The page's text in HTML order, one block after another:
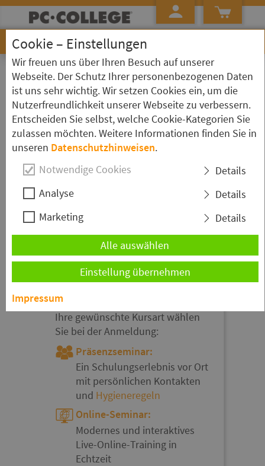
Startseite»Seminarübersicht ...»Windows Virtualization
Schulungen zum Thema: Windows
Virtualization
Hyper-V - Windows Server Virtualisierung
für Administratoren
Virtualisierung einsteigen? Dann ist dieser Hyper-V Kurs der Richtige
grundlegend mit der Microsoft Server Virtualisierung vertraut
Dauer:3 Tage Ort & Termin wählen
Ihre gewünschte Kursart wählen
Sie bei der Anmeldung:
Präsenzseminar:
Ein Schulungserlebnis vor Ort
mit persönlichen Kontakten
und Hygieneregeln
Online-Seminar:
Modernes und interaktives
Live-Online-Training in
Echtzeit
Cookie – Einstellungen
Wir freuen uns über Ihren Besuch auf unserer
Webseite. Der Schutz Ihrer personenbezogenen Daten
ist uns sehr wichtig. Wir setzen Cookies ein, um die
Nutzerfreundlichkeit unserer Webseite zu verbessern.
Entscheiden Sie selbst, welche Cookie-Kategorien Sie
zulassen möchten. Weitere Informationen finden Sie in
unseren Datenschutzhinweisen.
Notwendige Cookies
Details
Analyse
Details
Marketing
Details
Alle auswählen
Einstellung übernehmen
Impressum